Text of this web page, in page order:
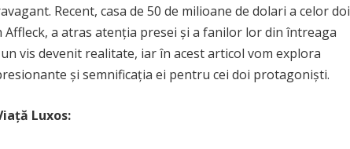
Recent, casa de 50 de milioane de dolari a celor doi
a atras atenția presei și a fanilor lor din întreaga
vis devenit realitate, iar în acest articol vom explora
și semnificația ei pentru cei doi protagoniști.
Luxos: